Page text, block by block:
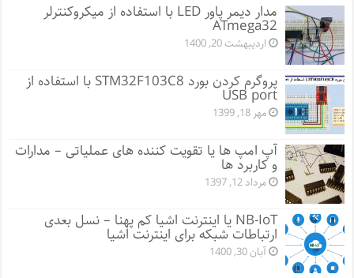
مدار دیمر پاور LED با استفاده از میکروکنترلر
ATmega32
اردیبهشت 20, 1400
پروگرم کردن بورد STM32F103C8 با استفاده از
USB port
مهر 18, 1399
آپ امپ ها یا تقویت کننده های عملیاتی – مدارات
و کاربرد ها
مرداد 12, 1397
NB-IoT یا اینترنت اشیا کم پهنا – نسل بعدی
ارتباطات شبکه برای اینترنت اشیا
آبان 30, 1400